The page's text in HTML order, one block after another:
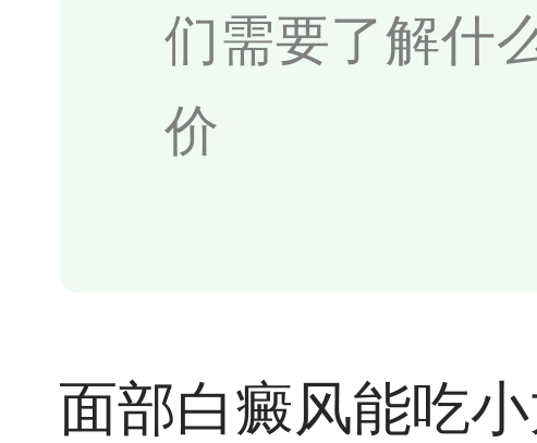
们需要了解什
价
面部白癜风能吃